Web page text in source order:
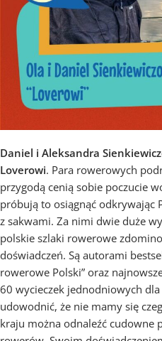
Daniel i Aleksandra
Loverowi. Para rowerowych
przygodą cenią sobie poczucie
próbują to osiągnąć odkrywając
z sakwami. Za nimi dwie duże
polskie szlaki rowerowe
doświadczeń. Są autorami
rowerowe Polski” oraz
60 wycieczek jednodniowych dla
udowodnić, że nie mamy się
kraju można odnaleźć cudowne